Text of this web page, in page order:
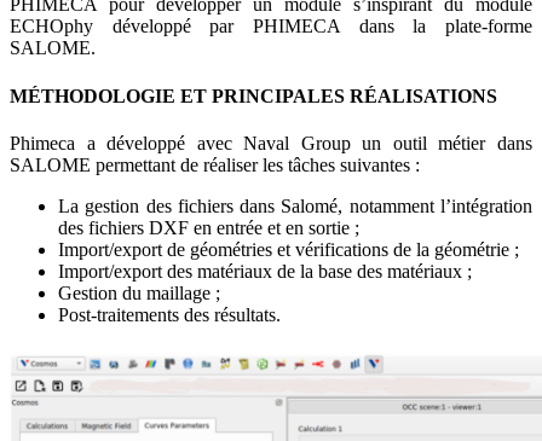
PHIMECA pour développer un module s’inspirant du module
ECHOphy développé par PHIMECA dans la plate-forme
SALOME.
MÉTHODOLOGIE ET PRINCIPALES RÉALISATIONS
Phimeca a développé avec Naval Group un outil métier dans
SALOME permettant de réaliser les tâches suivantes :
La gestion des fichiers dans Salomé, notamment l’intégration
des fichiers DXF en entrée et en sortie ;
Import/export de géométries et vérifications de la géométrie ;
Import/export des matériaux de la base des matériaux ;
Gestion du maillage ;
Post-traitements des résultats.